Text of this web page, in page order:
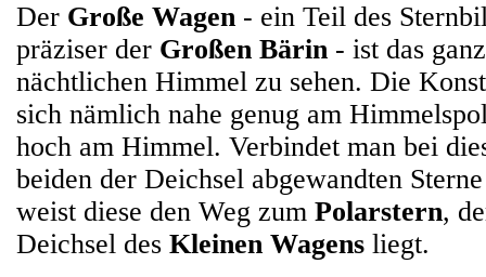
Der Große Wagen - ein Teil des
präziser der Großen Bärin - ist das
nächtlichen Himmel zu sehen. Die
sich nämlich nahe genug am
hoch am Himmel. Verbindet man bei
beiden der Deichsel abgewandten
weist diese den Weg zum Polarstern,
Deichsel des Kleinen Wagens liegt.